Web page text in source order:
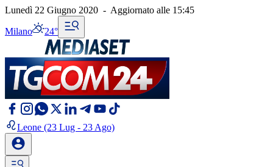
Lunedì 22 Giugno 2020 - Aggiornato alle 15:45
Milano 24°
Leone (23 Lug - 23 Ago)